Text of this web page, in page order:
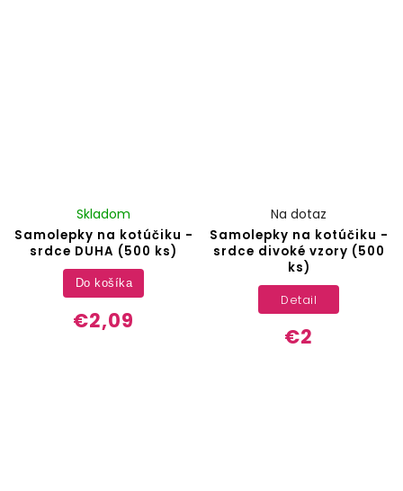
Samolepky na kotúčiku -
srdce DUHA (500 ks)
Skladom
€2,09
Do košíka
Samolepky na kotúčiku -
srdce divoké vzory (500
ks)
Na dotaz
€2
Detail